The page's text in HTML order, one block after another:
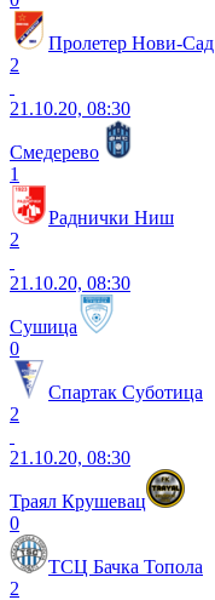
Пролетер Нови-Сад
2
21.10.20, 08:30
Смедерево
1
Раднички Ниш
2
21.10.20, 08:30
Сушица
0
Спартак Суботица
2
21.10.20, 08:30
Траял Крушевац
0
ТСЦ Бачка Топола
2